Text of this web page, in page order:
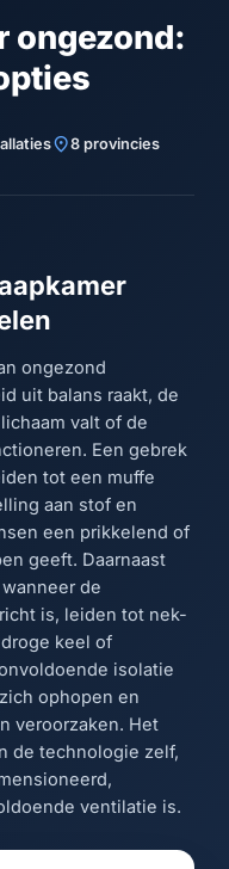
ongezond:
location_on8 provincies
ongezond
uit balans raakt, de
valt of de
Een gebrek
tot een muffe
aan stof en
een prikkelend of
geeft. Daarnaast
de
is, leiden tot nek-
keel of
isolatie
ophopen en
veroorzaken. Het
de technologie zelf,
ventilatie is.